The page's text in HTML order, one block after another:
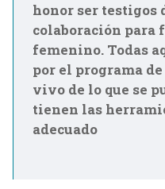
honor ser testigos
colaboración para
femenino. Todas
por el programa
vivo de lo que se
tienen las
adecuado